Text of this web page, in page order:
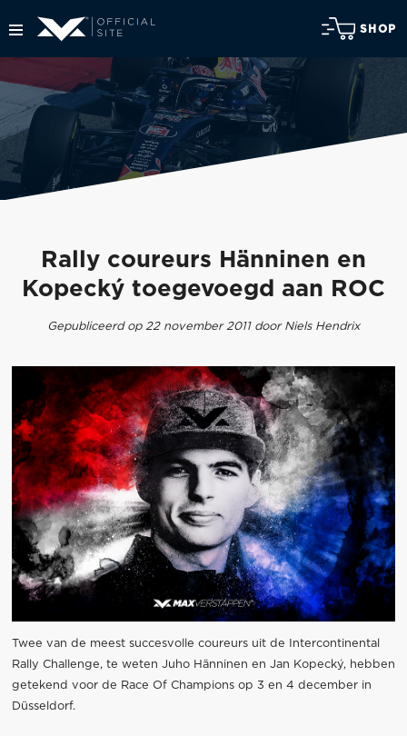
SHOP
Rally coureurs Hänninen en
Kopecký toegevoegd aan ROC
Gepubliceerd op 22 november 2011 door Niels Hendrix
Twee van de meest succesvolle coureurs uit de Intercontinental
Rally Challenge, te weten Juho Hänninen en Jan Kopecký, hebben
getekend voor de Race Of Champions op 3 en 4 december in
Düsseldorf.